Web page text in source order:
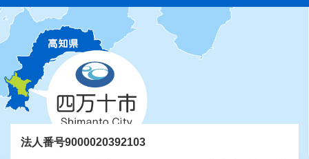
法人番号9000020392103